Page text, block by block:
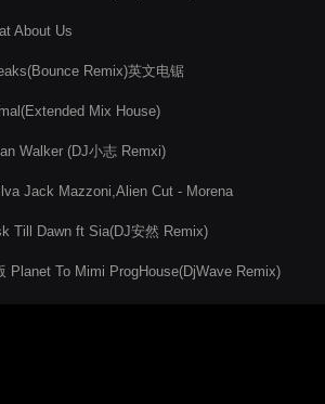
About Us
Remix)英文电锯
Mix House)
Walker (DJ小志 Remxi)
Jack Mazzoni,Alien Cut - Morena
Till Dawn ft Sia(DJ安然 Remix)
Planet To Mimi ProgHouse(DjWave Remix)